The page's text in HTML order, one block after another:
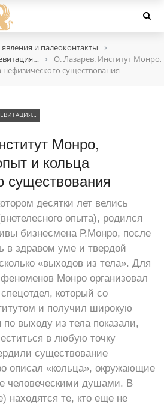
и палеоконтакты ›
›
О. Лазарев. Институт Монро,
существования
Монро,
и кольца
существования
десятки лет велись
опыта), родился
бизнесмена Р.Монро, после
в здравом уме и твердой
«выходов из тела». Для
Монро организовал
который со
и получил широкую
выходу из тела показали,
в любую точку
существование
описал «кольца», окружающие
человеческими душами. В
находятся те, кто еще не